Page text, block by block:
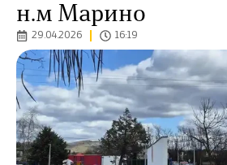
н.м Марино
29.04.2026 16:19